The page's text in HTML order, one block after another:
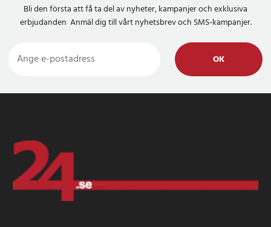
Bli den första att få ta del av nyheter, kampanjer och exklusiva
erbjudanden Anmäl dig till vårt nyhetsbrev och SMS-kampanjer.
OK